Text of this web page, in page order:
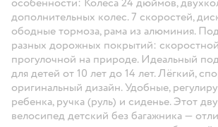
дополнительных колес. 7 скоростей,
ободные тормоза, рама из алюминия.
разных дорожных покрытий:
прогулочной на природе. Идеальный
для детей от 10 лет до 14 лет. Лёгкий,
оригинальный дизайн. Удобные,
ребенка, ручка (руль) и сиденье. Этот
велосипед детский без багажника —